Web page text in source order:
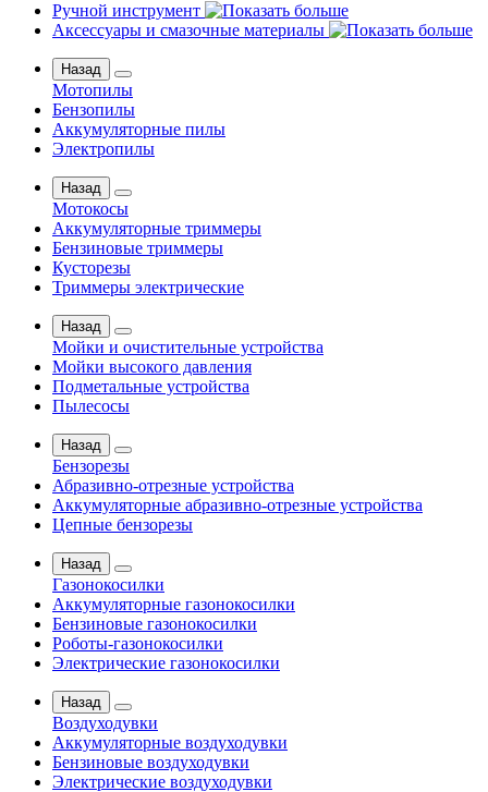
Ручной инструмент
Аксессуары и смазочные материалы
Назад
Мотопилы
Бензопилы
Аккумуляторные пилы
Электропилы
Назад
Мотокосы
Аккумуляторные триммеры
Бензиновые триммеры
Кусторезы
Триммеры электрические
Назад
Мойки и очистительные устройства
Мойки высокого давления
Подметальные устройства
Пылесосы
Назад
Бензорезы
Абразивно-отрезные устройства
Аккумуляторные абразивно-отрезные устройства
Цепные бензорезы
Назад
Газонокосилки
Аккумуляторные газонокосилки
Бензиновые газонокосилки
Роботы-газонокосилки
Электрические газонокосилки
Назад
Воздуходувки
Аккумуляторные воздуходувки
Бензиновые воздуходувки
Электрические воздуходувки